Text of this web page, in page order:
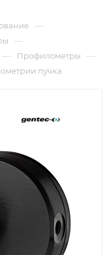
—
—
— Профилометры —
пучка